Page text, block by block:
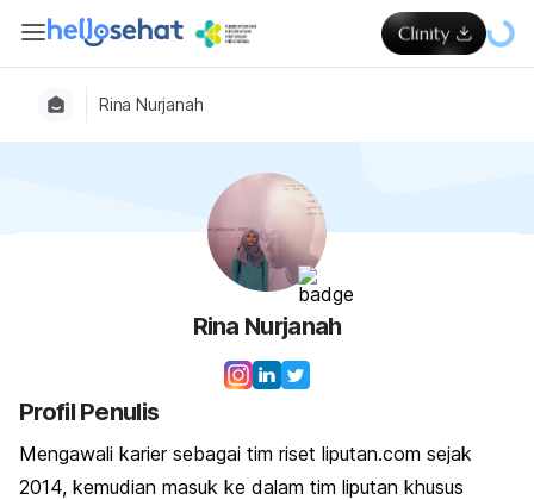
Rina Nurjanah
Rina Nurjanah
Profil Penulis
Mengawali karier sebagai tim riset liputan.com sejak
2014, kemudian masuk ke dalam tim liputan khusus